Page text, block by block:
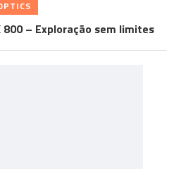
– Exploração sem limites